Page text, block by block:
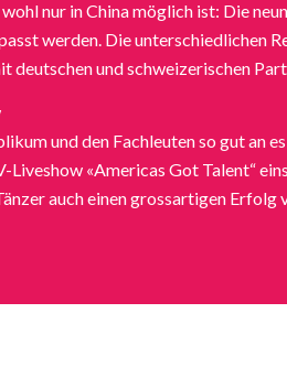
nur in China möglich ist: Die
werden. Die unterschiedlichen
deutschen und schweizerischen
und den Fachleuten so gut an
«Americas Got Talent“
auch einen grossartigen